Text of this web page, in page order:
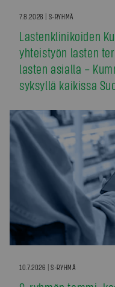
7.8.2026 | S-RYHMÄ
Lastenklinikoiden
yhteistyön lasten
lasten asialla –
syksyllä kaikissa
10.7.2026 | S-RYHMÄ